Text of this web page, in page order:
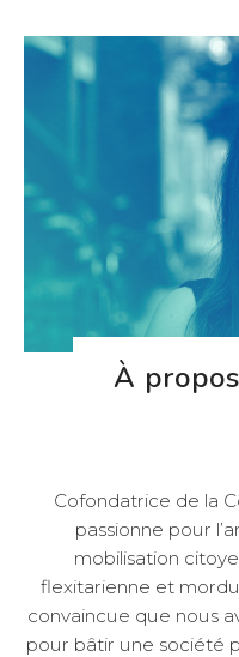
À
Cofondatrice de la
passionne pour
mobilisation
flexitarienne et
convaincue que nous
pour bâtir une société